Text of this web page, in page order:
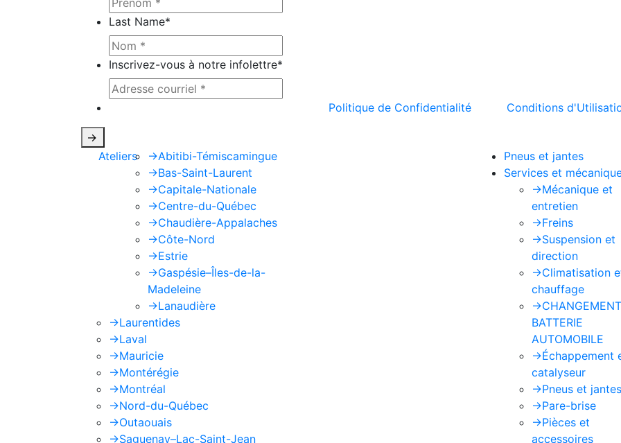
Last Name*
Inscrivez-vous à notre infolettre*
Politique de Confidentialité Conditions
->
Ateliers
->Abitibi-Témiscamingue
->Bas-Saint-Laurent
->Capitale-Nationale
->Centre-du-Québec
->Chaudière-Appalaches
->Côte-Nord
->Estrie
->Gaspésie–Îles-de-la-
Madeleine
->Lanaudière
->Laurentides
->Laval
->Mauricie
->Montérégie
->Montréal
->Nord-du-Québec
->Outaouais
->Saguenay–Lac-Saint-Jean
Pneus et jantes
Services et
->Mécanique et
entretien
->Freins
->Suspension et
direction
->Climatisation
chauffage
->
BATTERIE
AUTOMOBILE
->Échappement
catalyseur
->Pneus et jantes
->Pare-brise
->Pièces et
accessoires